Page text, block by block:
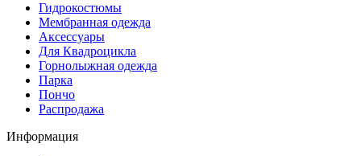
Гидрокостюмы
Мембранная одежда
Аксесcуары
Для Квадроцикла
Горнолыжная одежда
Парка
Пончо
Распродажа
Информация